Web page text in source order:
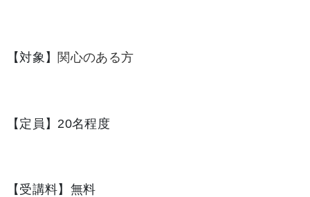
【対象】 関心のある方
【定員】20名程度
【受講料】無料